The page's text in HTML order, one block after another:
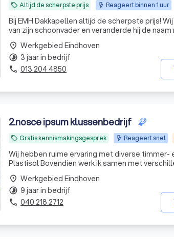
local_offer Altijd de scherpste prijs Reageert binnen 1 uur
Bij EMH Dakkapellen altijd de scherpste prijs!
van zijn schoonvader en veranderde hij de
frisse wind door ons bedrijf. Met een duidelijke
place Werkgebied Eindhoven
timelapse 3 jaar in bedrijf
phone 013 204 4850
2.nosce ipsum klussenbedrijf
local_offer Gratis kennismakingsgesprek Reageert snel
Wij hebben ruime ervaring met diverse timmer-
Plastisol Bovendien werk ik samen met
place Werkgebied Eindhoven
timelapse 9 jaar in bedrijf
phone 040 218 2712